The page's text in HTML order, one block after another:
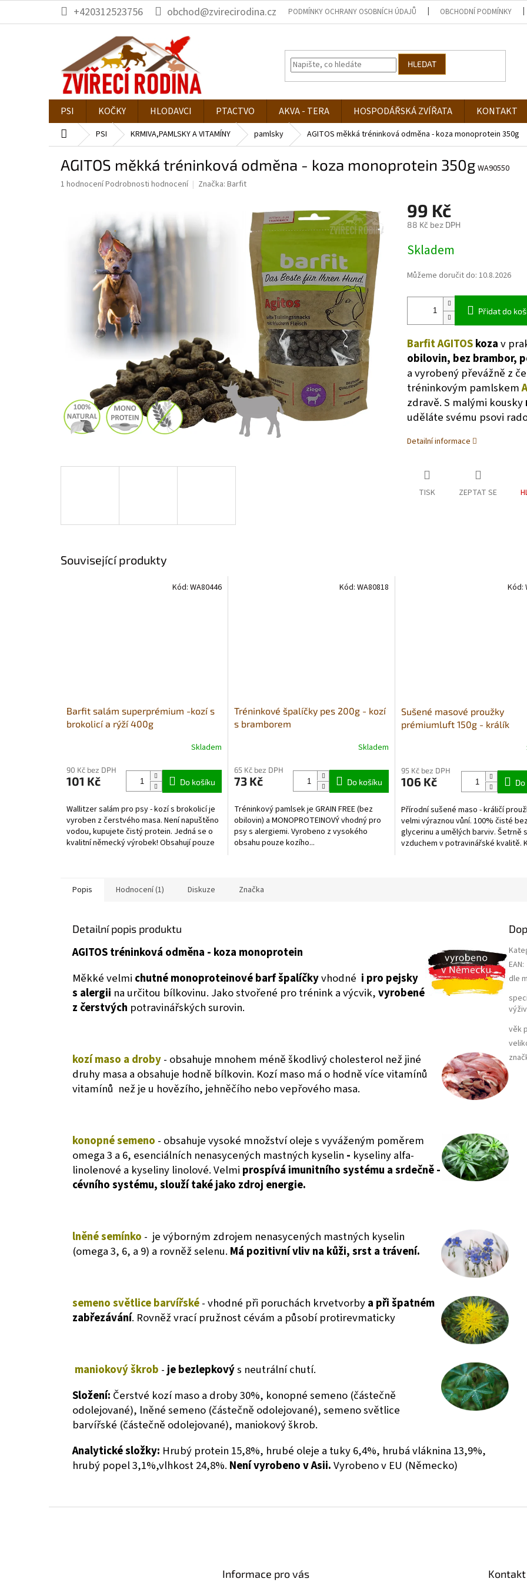
obsah
+420312523756 obchod@zvirecirodina.cz PODMÍNKY OCHRANY OSOBNÍCH ÚDAJŮ OBCHODNÍ PODMÍNKY
HLEDAT
PSI KOČKY HLODAVCI PTACTVO AKVA - TERA HOSPODÁŘSKÁ ZVÍŘATA KONTAKT
Domů PSI KRMIVA,PAMLSKY A VITAMÍNY pamlsky AGITOS měkká tréninková odměna - koza monoprotein 350g
AGITOS měkká tréninková odměna - koza monoprotein 350g WA90550
Průměrné
hvězdiček.
1 hodnoceníPodrobnosti hodnocení Značka: Barfit
99 Kč
88 Kč bez DPH
cena:
Skladem
Můžeme doručit do: 10.8.2026
Přidat do
BarfitAGITOSkozav
obilovin, bez brambor,
a vyrobený převážně z
tréninkovým pamlskem
zdravě. S malými kousky
uděláte svému psovi
Detailní informace
TISK ZEPTAT SE
Související produkty
Barfit salám superprémium -kozí s
brokolicí a rýží 400g
produktu
je
z
5
hvězdiček.
Skladem
90 Kč bez DPH
101 Kč Do košíku
Wallitzer salám pro psy - kozí s brokolicí je
vyroben z čerstvého masa. Není napuštěno
vodou, kupujete čistý protein. Jedná se o
kvalitní německý výrobek! Obsahují pouze
Kód: WA80446
Tréninkové špalíčky pes 200g - kozí
s bramborem
produktu
je
z
5
hvězdiček.
Skladem
65 Kč bez DPH
73 Kč Do košíku
Tréninkový pamlsek je GRAIN FREE (bez
obilovin) a MONOPROTEINOVÝ vhodný pro
psy s alergiemi. Vyrobeno z vysokého
obsahu pouze kozího...
Kód: WA80818
Sušené masové proužky
prémiumluft 150g - králík
produktu
je
z
5
hvězdiček.
95 Kč bez DPH
106 Kč
Přírodní sušené maso - králičí
velmi výraznou vůní. 100% čisté
glycerinu a umělých barviv. Šetrně
vzduchem v potravinářské kvalitě.
Kód:
Popis Hodnocení (1) Diskuze Značka
Detailní popis produktu
AGITOS tréninková odměna - koza monoprotein
Měkké velmi chutné monoproteinové barf špalíčkyvhodné i pro pejsky
s alergii na určitou bílkovinu. Jako stvořené pro trénink a výcvik,vyrobené
z čerstvých potravinářských surovin.
kozí maso a droby- obsahuje mnohem méně škodlivý cholesterol než jiné
druhy masa a obsahuje hodně bílkovin. Kozí maso má o hodně více vitamínů
vitamínů než je u hovězího, jehněčího nebo vepřového masa.
konopné semeno - obsahuje vysoké množství oleje svyváženým poměrem
omega 3 a 6, esenciálních nenasycených mastných kyselin - kyseliny alfa-
linolenové a kyseliny linolové. Velmi prospívá imunitního systému a srdečně -
cévního systému, slouží také jako zdroj energie.
lněné semínko - je výborným zdrojem nenasycených mastných kyselin
(omega 3, 6, a 9) a rovněž selenu. Má pozitivní vliv na kůži, srst a trávení.
semeno světlice barvířské- vhodné při poruchách krvetvorbya při špatném
zabřezávání. Rovněž vrací pružnost cévám a působí protirevmaticky
maniokový škrob - je bezlepkovýs neutrální chutí.
Složení: Čerstvé kozí maso a droby 30%, konopné semeno (částečně
odolejované), lněné semeno (částečně odolejované), semeno světlice
barvířské (částečně odolejované), maniokový škrob.
Analytické složky: Hrubý protein 15,8%, hrubé oleje a tuky 6,4%, hrubá vláknina 13,9%,
hrubý popel 3,1%,vlhkost 24,8%. Není vyrobeno v Asii.Vyrobeno v EU (Německo)
EAN:
dle
věk
Informace pro vás Kontakt